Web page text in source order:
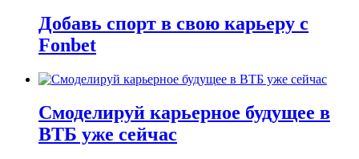
Добавь спорт в свою карьеру с
Fonbet
Смоделируй карьерное будущее в
ВТБ уже сейчас